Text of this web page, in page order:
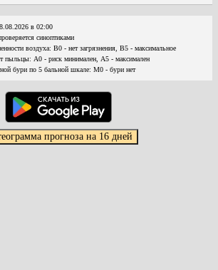
в 02:00
синоптиками
воздуха: В0 - нет загрязнения, В5 - максимальное
пыльцы: А0 - риск минимален, А5 - максимален
бури по 5 бальной шкале: М0 - бури нет